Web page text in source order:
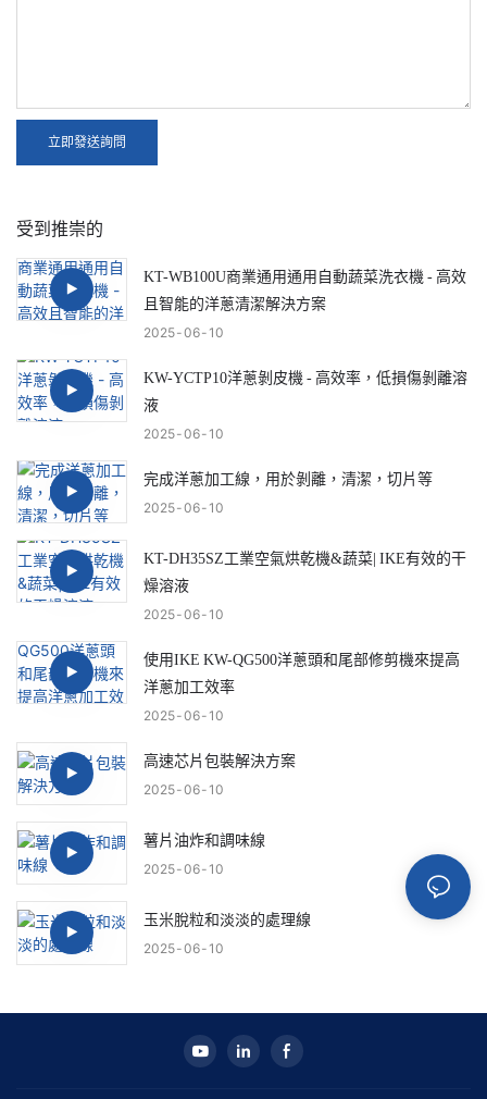
立即發送詢問
受到推崇的
KT-WB100U商業通用通用自動蔬菜洗衣機 - 高效
且智能的洋蔥清潔解決方案
2025 06 10
KW-YCTP10洋蔥剝皮機 - 高效率，低損傷剝離溶
液
2025 06 10
完成洋蔥加工線，用於剝離，清潔，切片等
2025 06 10
KT-DH35SZ工業空氣烘乾機&蔬菜| IKE有效的干
燥溶液
2025 06 10
使用IKE KW-QG500洋蔥頭和尾部修剪機來提高
洋蔥加工效率
2025 06 10
高速芯片包裝解決方案
2025 06 10
薯片油炸和調味線
2025 06 10
玉米脫粒和淡淡的處理線
2025 06 10